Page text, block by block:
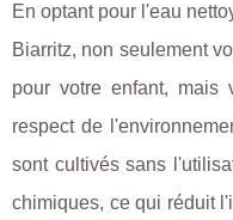
En optant pour l'eau
Biarritz, non seulement
pour votre enfant, mais
respect de
sont cultivés sans
chimiques, ce qui réduit